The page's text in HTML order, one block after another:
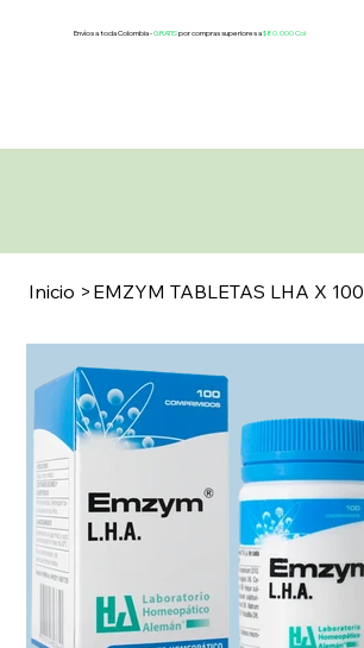
Envíos a toda Colombia -GRATISpor compras superiores a$80.000 Col
Inicio > EMZYM TABLETAS LHA X 100